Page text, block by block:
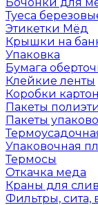
Туеса
Этикетки Мёд
Крышки на
Упаковка
Бумага
Клейкие ленты
Коробки
Пакеты
Пакеты
Упаковочная
Термосы
Откачка меда
Краны для
Фильтры, сита,